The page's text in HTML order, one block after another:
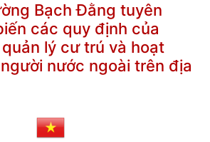
Bạch Đằng tuyên
các quy định của
lý cư trú và hoạt
nước ngoài trên địa